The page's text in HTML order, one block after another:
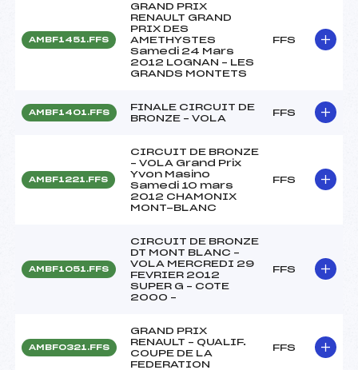
AMBF1451.FFS
GRAND PRIX
RENAULT GRAND
PRIX DES
AMETHYSTES
Samedi 24 Mars
2012 LOGNAN – LES
GRANDS MONTETS
FFS
AMBF1401.FFS
FINALE CIRCUIT DE
BRONZE – VOLA
FFS
AMBF1221.FFS
CIRCUIT DE BRONZE
– VOLA Grand Prix
Yvon Masino
Samedi 10 mars
2012 CHAMONIX
MONT-BLANC
FFS
AMBF1051.FFS
CIRCUIT DE BRONZE
DT MONT BLANC –
VOLA MERCREDI 29
FEVRIER 2012
SUPER G – COTE
2000 –
FFS
AMBF0321.FFS
GRAND PRIX
RENAULT – QUALIF.
COUPE DE LA
FEDERATION
FFS